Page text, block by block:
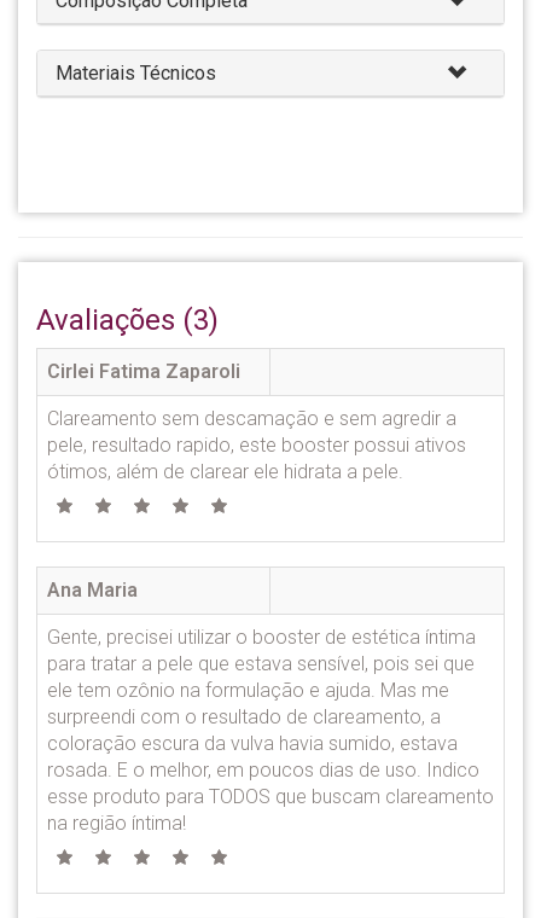
Materiais Técnicos
Avaliações (3)
Cirlei Fatima Zaparoli
Clareamento sem descamação e sem agredir a
pele, resultado rapido, este booster possui ativos
ótimos, além de clarear ele hidrata a pele.
Ana Maria
Gente, precisei utilizar o booster de estética íntima
para tratar a pele que estava sensível, pois sei que
ele tem ozônio na formulação e ajuda. Mas me
surpreendi com o resultado de clareamento, a
coloração escura da vulva havia sumido, estava
rosada. E o melhor, em poucos dias de uso. Indico
esse produto para TODOS que buscam clareamento
na região íntima!